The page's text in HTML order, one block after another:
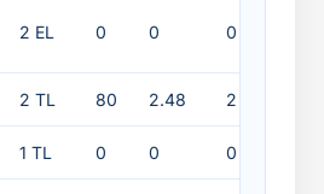
2 EL 0 0 0
2 TL 80 2.48 2
1 TL 0 0 0